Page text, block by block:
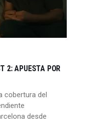
2: APUESTA POR
cobertura del
desde